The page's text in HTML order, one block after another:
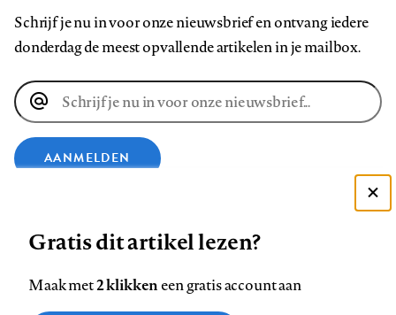
Schrijf je nu in voor onze nieuwsbrief en ontvang iedere
donderdag de meest opvallende artikelen in je mailbox.
E-
mailadres
AANMELDEN
ons
Zie onze cookie policy
Gratis dit artikel lezen?
Maak met2 klikkeneen gratis account aan